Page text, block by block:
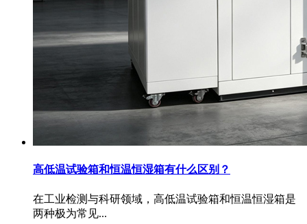
高低温试验箱和恒温恒湿箱有什么区别？
在工业检测与科研领域，高低温试验箱和恒温恒湿箱是
两种极为常见...